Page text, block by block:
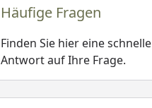
Häufige Fragen
Finden Sie hier eine schnelle
Antwort auf Ihre Frage.